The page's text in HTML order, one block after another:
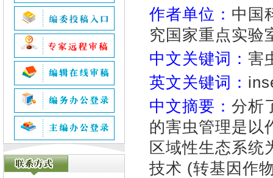
作者单位： 中国
究国家重点实验
中文关键词： 害
英文关键词：
中文摘要： 分析
的害虫管理是以
区域性生态系统
技术 (转基因作